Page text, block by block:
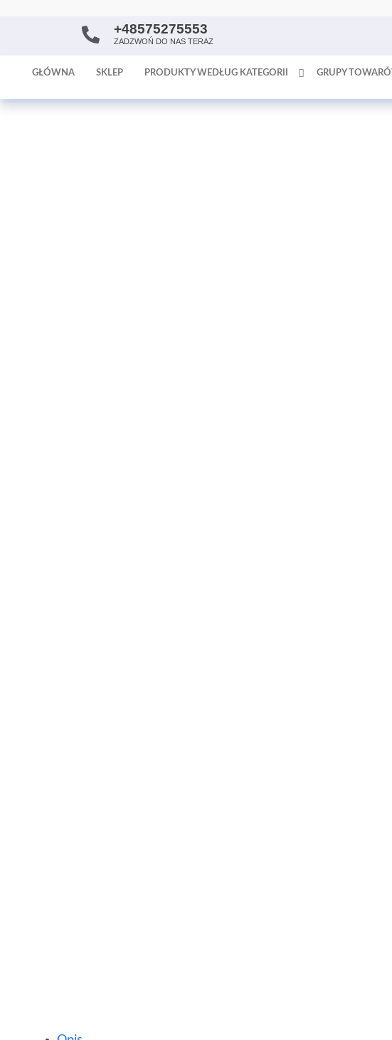
AntykArt
poświęcona
sprzedaży
tapet
+48575275553
ZADZWOŃ DO NAS TERAZ
GŁÓWNA SKLEP PRODUKTY WEDŁUG KATEGORII GRUPY